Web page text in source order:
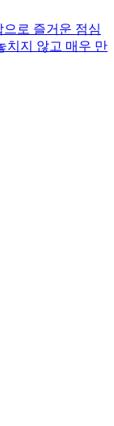
로 즐거운 점심
치지 않고 매우 만